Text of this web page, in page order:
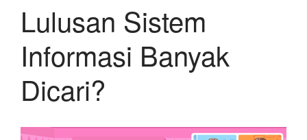
Lulusan Sistem
Informasi Banyak
Dicari?